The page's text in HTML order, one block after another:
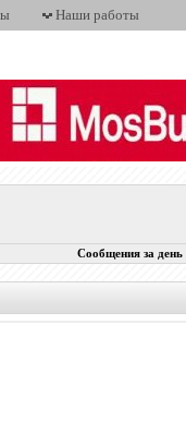
Наши работы
Сообщения за день